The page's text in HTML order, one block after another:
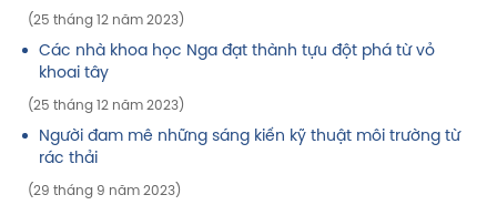
(25 tháng 12 năm 2023)
Các nhà khoa học Nga đạt thành tựu đột phá từ vỏ
khoai tây
(25 tháng 12 năm 2023)
Người đam mê những sáng kiến kỹ thuật môi trường từ
rác thải
(29 tháng 9 năm 2023)